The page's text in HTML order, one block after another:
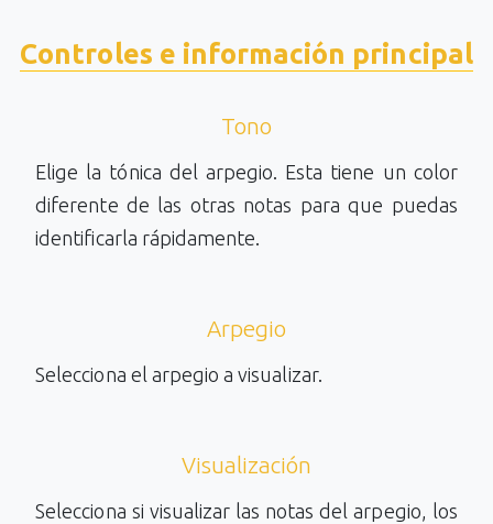
Controles e información principal
Tono
Elige la tónica del arpegio. Esta tiene un color
diferente de las otras notas para que puedas
identificarla rápidamente.
Arpegio
Selecciona el arpegio a visualizar.
Visualización
Selecciona si visualizar las notas del arpegio, los